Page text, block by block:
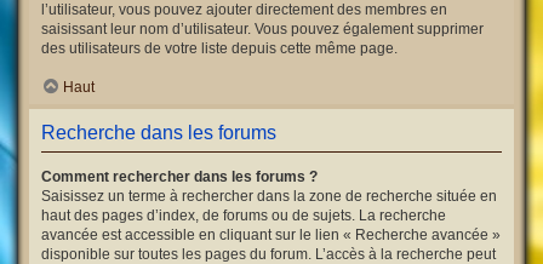
l’utilisateur, vous pouvez ajouter directement des membres en
saisissant leur nom d’utilisateur. Vous pouvez également supprimer
des utilisateurs de votre liste depuis cette même page.
Haut
Recherche dans les forums
Comment rechercher dans les forums ?
Saisissez un terme à rechercher dans la zone de recherche située en
haut des pages d’index, de forums ou de sujets. La recherche
avancée est accessible en cliquant sur le lien « Recherche avancée »
disponible sur toutes les pages du forum. L’accès à la recherche peut